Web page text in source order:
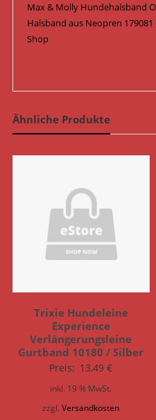
Max & Molly Hundehalsband
Halsband aus Neopren
Shop
Ähnliche Produkte
Trixie Hundeleine
Experience
Verlängerungsleine
Gurtband 10180 / Silber
Preis: 13,49€
inkl. 19 % MwSt.
zzgl.Versandkosten